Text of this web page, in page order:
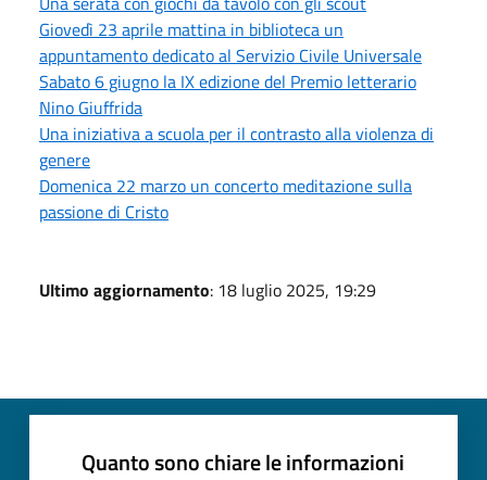
Giovedì 23 aprile mattina in biblioteca un
appuntamento dedicato al Servizio Civile Universale
Sabato 6 giugno la IX edizione del Premio letterario
Nino Giuffrida
Una iniziativa a scuola per il contrasto alla violenza di
genere
Domenica 22 marzo un concerto meditazione sulla
passione di Cristo
Ultimo aggiornamento: 18 luglio 2025, 19:29
Quanto sono chiare le informazioni